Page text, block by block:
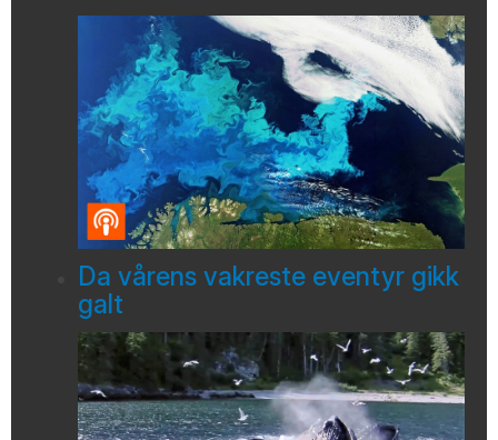
Da vårens vakreste eventyr gikk
galt